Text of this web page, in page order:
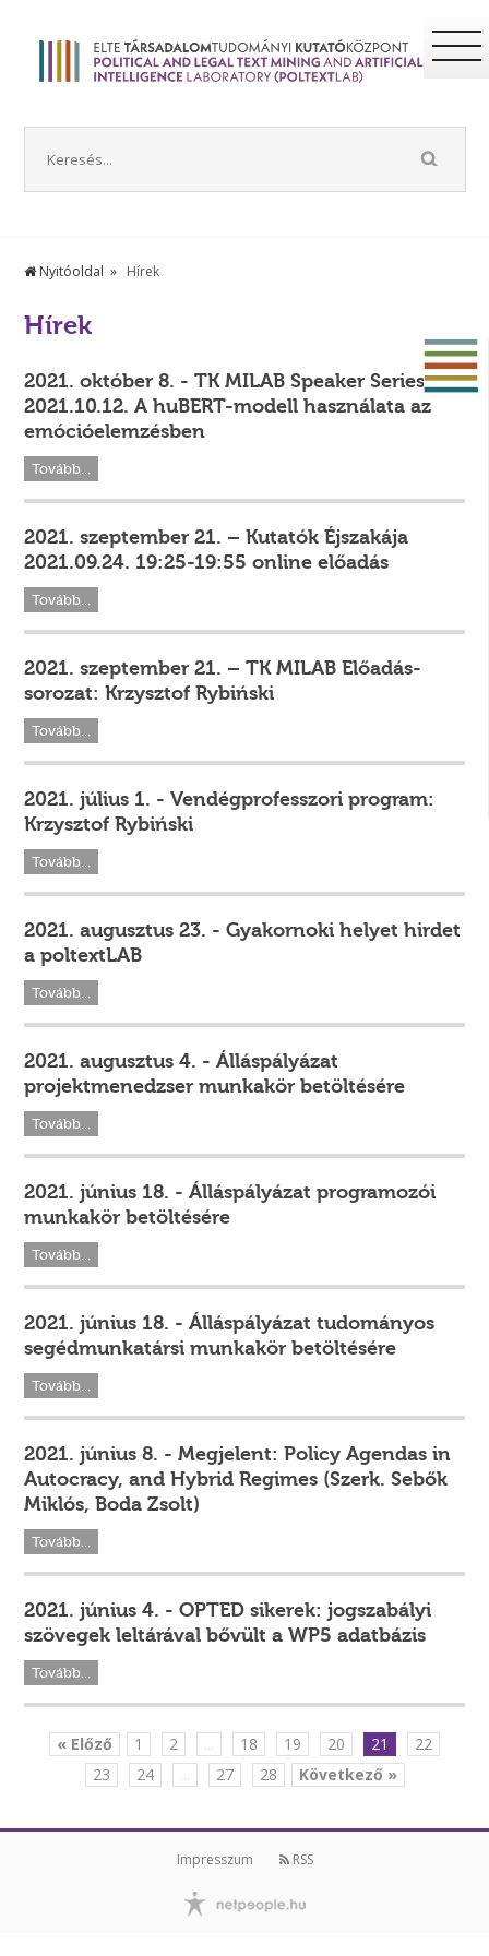
Nyitóoldal Hírek
Hírek
2021. október 8. - TK MILAB Speaker Series:
2021.10.12. A huBERT-modell használata az
emócióelemzésben
Tovább...
2021. szeptember 21. – Kutatók Éjszakája
2021.09.24. 19:25-19:55 online előadás
Tovább...
2021. szeptember 21. – TK MILAB Előadás-
sorozat: Krzysztof Rybiński
Tovább...
2021. július 1. - Vendégprofesszori program:
Krzysztof Rybiński
Tovább...
2021. augusztus 23. - Gyakornoki helyet hirdet
a poltextLAB
Tovább...
2021. augusztus 4. - Álláspályázat
projektmenedzser munkakör betöltésére
Tovább...
2021. június 18. - Álláspályázat programozói
munkakör betöltésére
Tovább...
2021. június 18. - Álláspályázat tudományos
segédmunkatársi munkakör betöltésére
Tovább...
2021. június 8. - Megjelent: Policy Agendas in
Autocracy, and Hybrid Regimes (Szerk. Sebők
Miklós, Boda Zsolt)
Tovább...
2021. június 4. - OPTED sikerek: jogszabályi
szövegek leltárával bővült a WP5 adatbázis
Tovább...
« Előző 1 2 ... 18 19 20 21
22
23
24 ... 27 28 Következő »
Impresszum RSS